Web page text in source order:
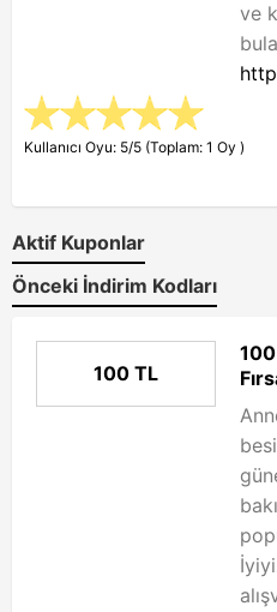
ve
Kullanıcı Oyu: 5/5 (Toplam: 1 Oy )
Aktif Kuponlar
Önceki İndirim Kodları
100 TL